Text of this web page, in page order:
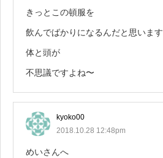
きっとこの頓服を
飲んでばかりになるんだと思います
体と頭が
不思議ですよね〜
kyoko00
2018.10.28 12:48pm
めいさんへ